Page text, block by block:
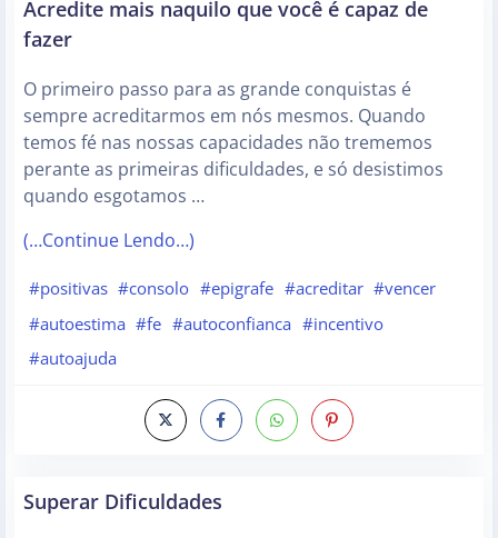
Acredite mais naquilo que você é capaz de
fazer
O primeiro passo para as grande conquistas é
sempre acreditarmos em nós mesmos. Quando
temos fé nas nossas capacidades não trememos
perante as primeiras dificuldades, e só desistimos
quando esgotamos …
(…Continue Lendo…)
#positivas #consolo #epigrafe #acreditar #vencer
#autoestima #fe #autoconfianca #incentivo
#autoajuda
Superar Dificuldades